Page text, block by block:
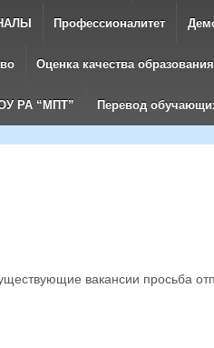
Профессионалитет
Оценка качества
РА “МПТ” Перевод
вакансии просьба